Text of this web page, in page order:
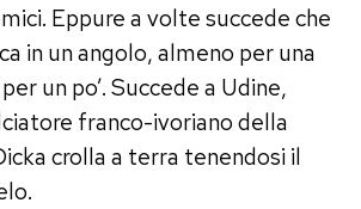
Eppure a volte succede che
in un angolo, almeno per una
un po’. Succede a Udine,
franco-ivoriano della
crolla a terra tenendosi il